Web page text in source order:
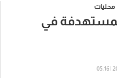
محليات
في